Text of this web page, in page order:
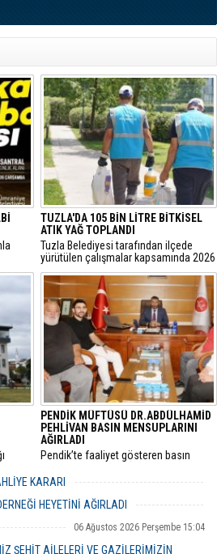
TUZLA'DA 105 BİN LİTRE BİTKİSEL
ATIK YAĞ TOPLANDI
Tuzla Belediyesi tarafından ilçede
yürütülen çalışmalar kapsamında 2026
yılında 105 bin litre bitkisel atık yağ
toplandı.
PENDİK MÜFTÜSÜ DR.ABDÜLHAMİD
PEHLİVAN BASIN MENSUPLARINI
AĞIRLADI
​Pendik’te faaliyet gösteren basın
görevine başlayan Dr. Abdulhamid
yeni görevi için tebriklerini iletti.
KARARI
06 Ağustos 2026 Perşembe 18:26
HEYETİNİ AĞIRLADI
06 Ağustos 2026 Perşembe 17:56
06 Ağustos 2026 Perşembe 15:04
ŞEHİT AİLELERİ VE GAZİLERİMİZİN